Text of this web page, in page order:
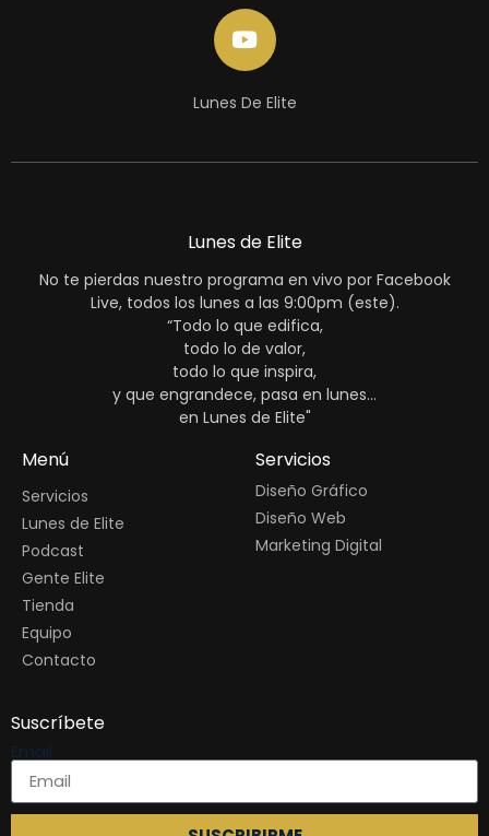
Lunes De Elite
Lunes de Elite
No te pierdas nuestro programa en vivo por Facebook
Live, todos los lunes a las 9:00pm (este).
“Todo lo que edifica,
todo lo de valor,
todo lo que inspira,
y que engrandece, pasa en lunes...
en Lunes de Elite"
Menú
Servicios
Lunes de Elite
Podcast
Gente Elite
Tienda
Equipo
Contacto
Servicios
Diseño Gráfico
Diseño Web
Marketing Digital
Suscríbete
Email